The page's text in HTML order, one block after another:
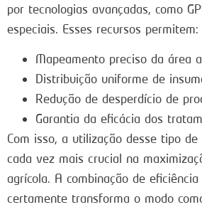
por tecnologias avançadas, como
especiais. Esses recursos permitem:
Mapeamento preciso da área
Distribuição uniforme de
Redução de desperdício de
Garantia da eficácia dos
Com isso, a utilização desse tipo
cada vez mais crucial na
agrícola. A combinação de
certamente transforma o modo